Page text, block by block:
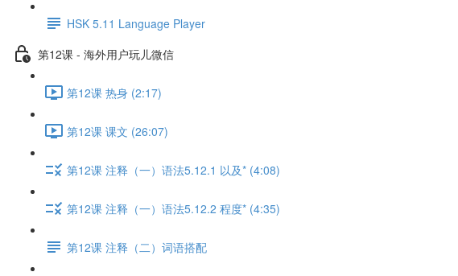
HSK 5.11 Language Player
第12课 - 海外用户玩儿微信
第12课 热身 (2:17)
第12课 课文 (26:07)
第12课 注释（一）语法5.12.1 以及* (4:08)
第12课 注释（一）语法5.12.2 程度* (4:35)
第12课 注释（二）词语搭配